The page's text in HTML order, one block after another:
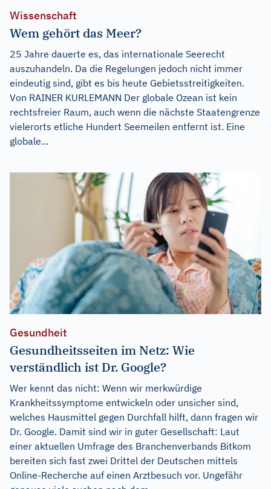
Wissenschaft
Wem gehört das Meer?
25 Jahre dauerte es, das internationale Seerecht
auszuhandeln. Da die Regelungen jedoch nicht immer
eindeutig sind, gibt es bis heute Gebietsstreitigkeiten.
Von RAINER KURLEMANN Der globale Ozean ist kein
rechtsfreier Raum, auch wenn die nächste Staatengrenze
vielerorts etliche Hundert Seemeilen entfernt ist. Eine
globale...
Gesundheit
Gesundheitsseiten im Netz: Wie
verständlich ist Dr. Google?
Wer kennt das nicht: Wenn wir merkwürdige
Krankheitssymptome entwickeln oder unsicher sind,
welches Hausmittel gegen Durchfall hilft, dann fragen wir
Dr. Google. Damit sind wir in guter Gesellschaft: Laut
einer aktuellen Umfrage des Branchenverbands Bitkom
bereiten sich fast zwei Drittel der Deutschen mittels
Online-Recherche auf einen Arztbesuch vor. Ungefähr